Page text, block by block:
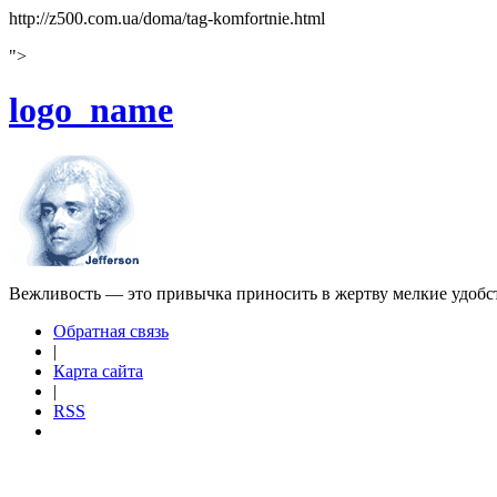
http://z500.com.ua/doma/tag-komfortnie.html
">
logo_name
Вежливость — это привычка приносить в жертву мелкие
Обратная связь
|
Карта сайта
|
RSS